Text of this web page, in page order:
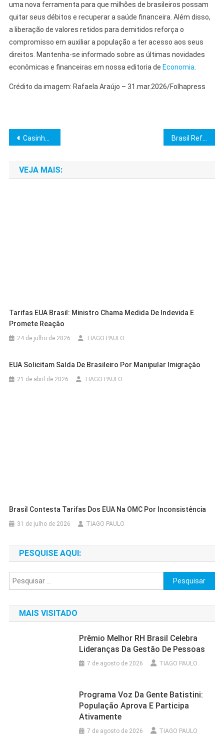
uma nova ferramenta para que milhões de brasileiros possam
quitar seus débitos e recuperar a saúde financeira. Além disso,
a liberação de valores retidos para demitidos reforça o
compromisso em auxiliar a população a ter acesso aos seus
direitos. Mantenha-se informado sobre as últimas novidades
econômicas e financeiras em nossa editoria de Economia.
Crédito da imagem: Rafaela Araújo – 31.mar.2026/Folhapress
Navegação
de
Post
Casinhas do Lago: Refúgio de Paz entre Itapira e Jacutinga (MG) Brasil Reforça Relações com África em Diversas Áreas
VEJA MAIS:
Tarifas EUA Brasil: Ministro Chama Medida De Indevida E
Promete Reação
24 de julho de 2026 TIAGO PAULO
EUA Solicitam Saída De Brasileiro Por Manipular Imigração
21 de abril de 2026 TIAGO PAULO
Brasil Contesta Tarifas Dos EUA Na OMC Por Inconsistência
31 de julho de 2026 TIAGO PAULO
PESQUISE AQUI:
Pesquisar
por:
MAIS VISITADO
Prêmio Melhor RH Brasil Celebra
Lideranças Da Gestão De Pessoas
7 de agosto de 2026 TIAGO PAULO
Programa Voz Da Gente Batistini:
População Aprova E Participa
Ativamente
7 de agosto de 2026 TIAGO PAULO